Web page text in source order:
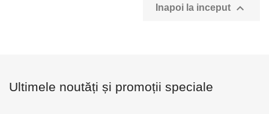
Inapoi la inceput 
Ultimele noutăți și promoții speciale